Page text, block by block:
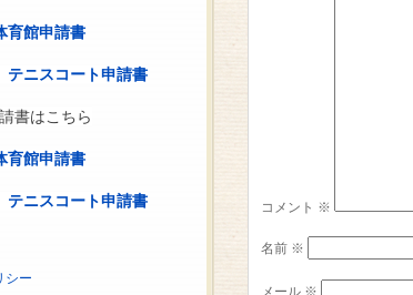
コメント ※
名前 ※
メール ※
育館申請書
テニスコート申請書
書はこちら
育館申請書
テニスコート申請書
シー